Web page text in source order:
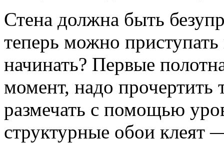
Стена должна быть
теперь можно
начинать? Первые
момент, надо
размечать с помощью
структурные обои клеят